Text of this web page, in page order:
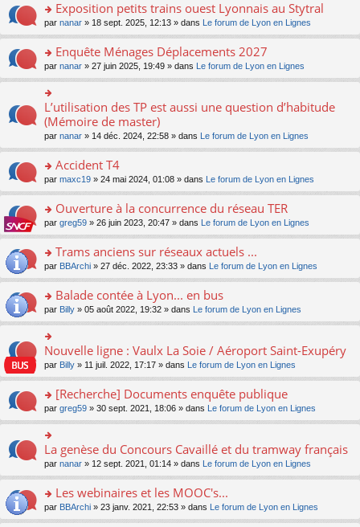
ult
er
le
m
e
s
g
e
n
o
lu
le
pl
u
s
e
nt
o
n
ult
er
le
m
s
a
e
n
o
lu
le
pl
u
s
e
nt
Exposition petits trains ouest Lyonnais au Stytral
par nanar » 18 sept. 2025, 12:13 » dans Le forum de Lyon en Lignes
o
n
s
ult
er
le
m
e
s
a
e
n
o
lu
le
pl
u
s
c
nt
Enquête Ménages Déplacements 2027
par nanar » 27 juin 2025, 19:49 » dans Le forum de Lyon en Lignes
n
s
ult
er
le
m
e
s
a
g
e
n
lu
le
pl
u
s
c
e
nt
L’utilisation des TP est aussi une question d’habitude
(Mémoire de master)
par nanar » 14 déc. 2024, 22:58 » dans Le forum de Lyon en Lignes
o
n
ult
er
le
m
e
a
g
e
n
o
lu
pl
u
s
ré
c
e
nt
Accident T4
par maxc19 » 24 mai 2024, 01:08 » dans Le forum de Lyon en Lignes
o
n
ult
er
le
m
e
s
g
e
n
o
lu
pl
u
s
ré
e
nt
Ouverture à la concurrence du réseau TER
par greg59 » 26 juin 2023, 20:47 » dans Le forum de Lyon en Lignes
o
n
ult
er
le
m
e
s
g
e
n
o
n
le
u
s
ré
Trams anciens sur réseaux actuels ...
par BBArchi » 27 déc. 2022, 23:33 » dans Le forum de Lyon en Lignes
o
n
s
ult
er
le
m
e
s
a
e
n
o
n
le
Balade contée à Lyon... en bus
par Billy » 05 août 2022, 19:32 » dans Le forum de Lyon en Lignes
o
n
er
le
m
e
s
a
g
e
n
o
Nouvelle ligne : Vaulx La Soie / Aéroport Saint-Exupéry
par Billy » 11 juil. 2022, 17:17 » dans Le forum de Lyon en Lignes
o
n
s
ult
er
le
m
e
s
[Recherche] Documents enquête publique
par greg59 » 30 sept. 2021, 18:06 » dans Le forum de Lyon en Lignes
n
er
le
m
La genèse du Concours Cavaillé et du tramway français
par nanar » 12 sept. 2021, 01:14 » dans Le forum de Lyon en Lignes
o
n
Les webinaires et les MOOC's...
par BBArchi » 23 janv. 2021, 22:53 » dans Le forum de Lyon en Lignes